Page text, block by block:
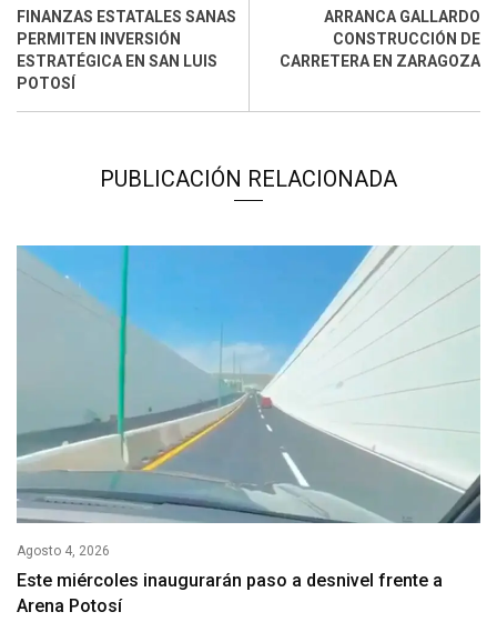
FINANZAS ESTATALES SANAS
PERMITEN INVERSIÓN
ESTRATÉGICA EN SAN LUIS
POTOSÍ
ARRANCA GALLARDO
CONSTRUCCIÓN DE
CARRETERA EN ZARAGOZA
PUBLICACIÓN RELACIONADA
Agosto 4, 2026
Este miércoles inaugurarán paso a desnivel frente a
Arena Potosí